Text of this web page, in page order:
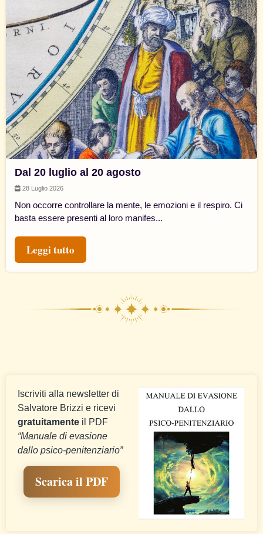
Dal 20 luglio al 20 agosto
28 Luglio 2026
Non occorre controllare la mente, le emozioni e il respiro. Ci
basta essere presenti al loro manifes...
Leggi tutto
Iscriviti alla newsletter di
Salvatore Brizzi e ricevi
gratuitamente il PDF
“Manuale di evasione
dallo psico-penitenziario”
Scarica il PDF